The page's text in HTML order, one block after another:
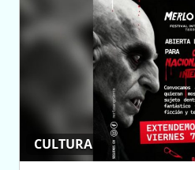
CULTURA